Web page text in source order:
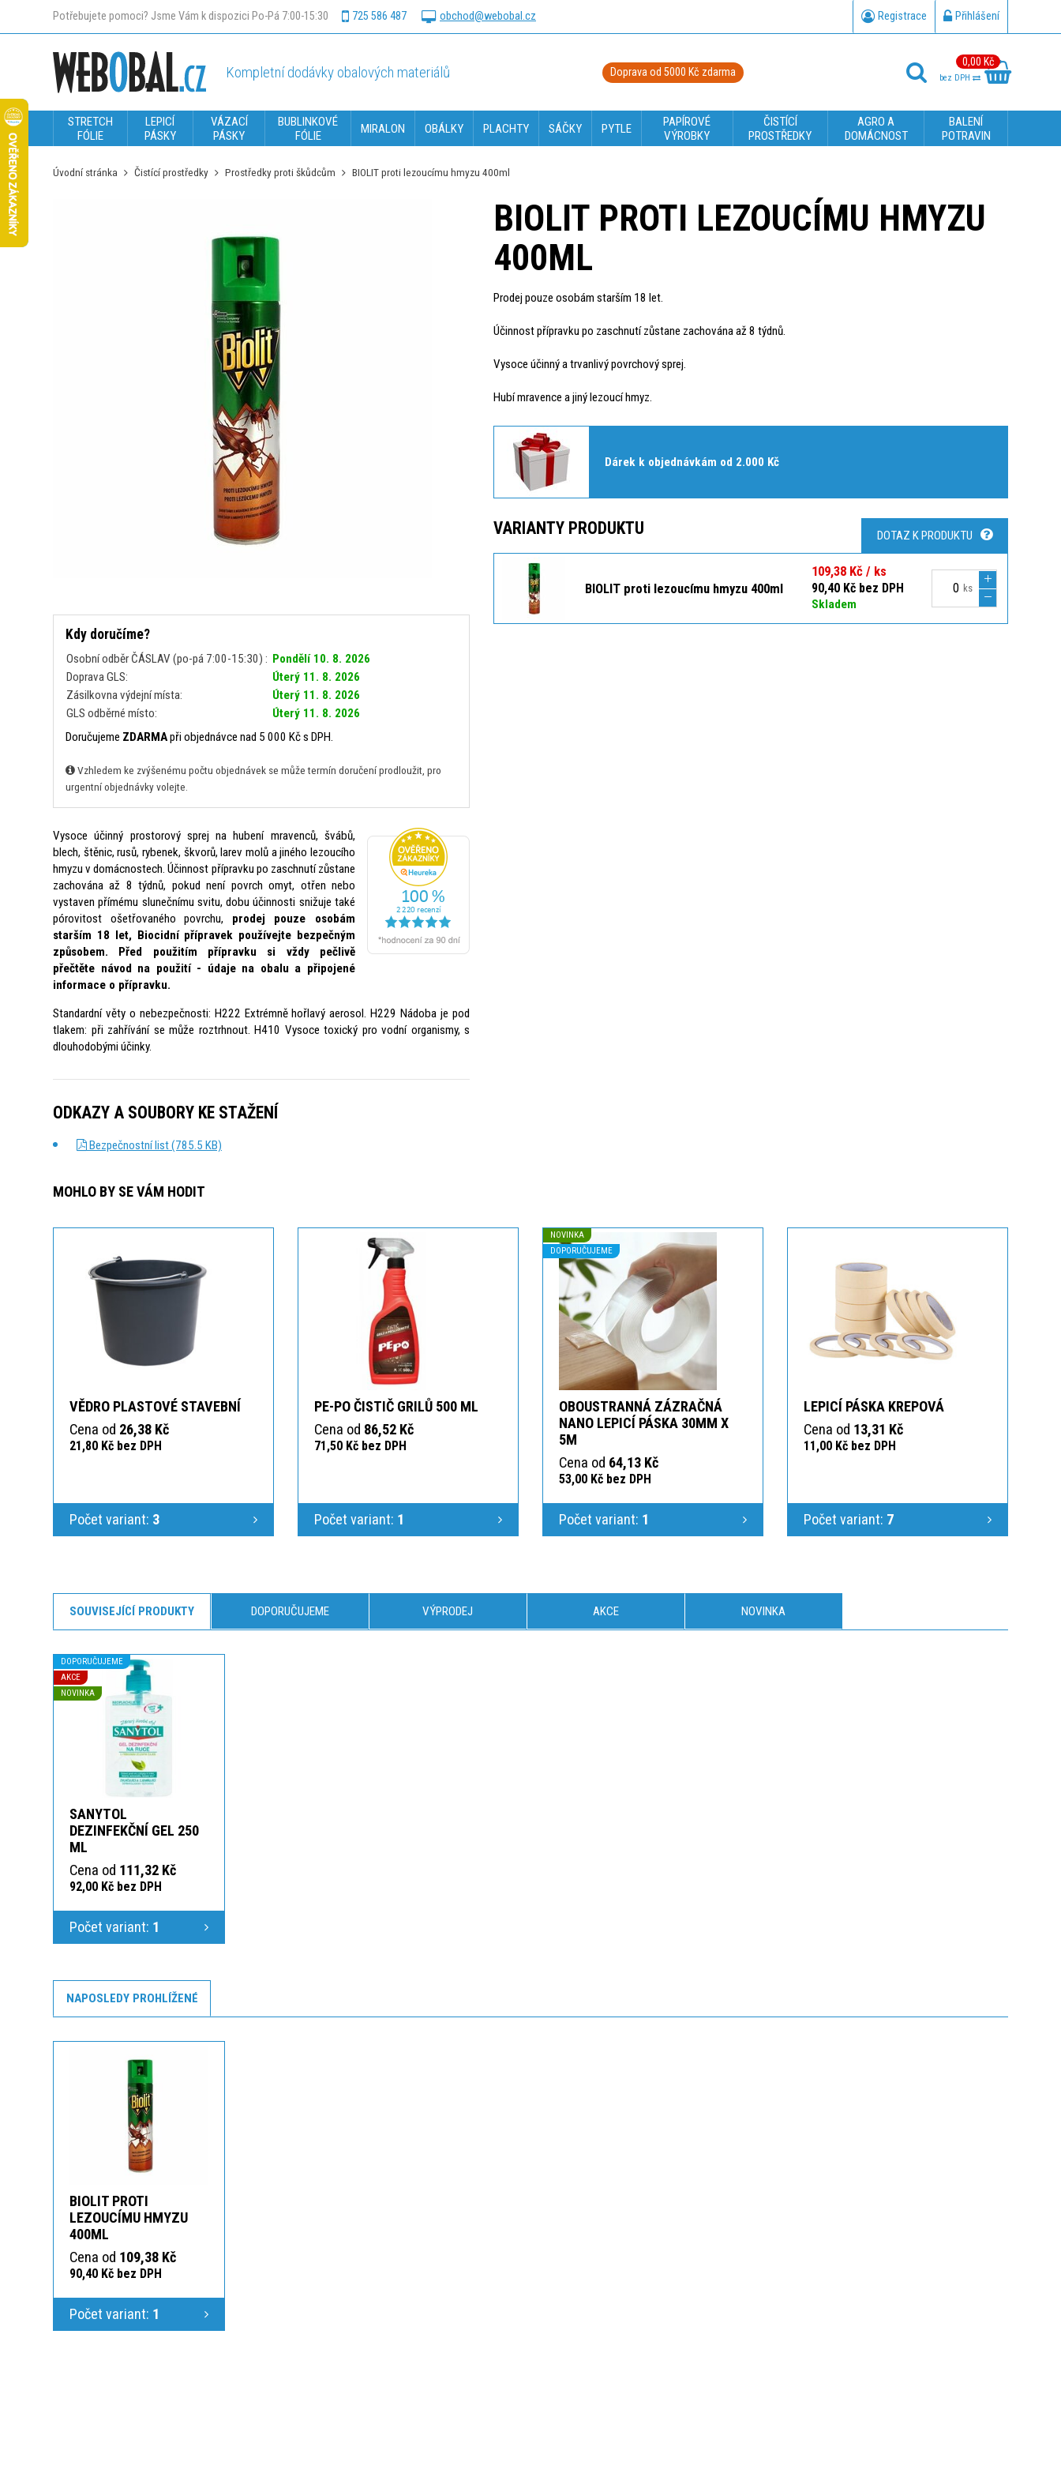
Potřebujete pomoci? Jsme Vám k dispozici Po-Pá 7:00-15:30 725 586 487 obchod@webobal.cz Registrace Přihlášení
Kompletní dodávky obalových materiálů Doprava od 5000 Kč zdarma
0,00 Kč
bez DPH
STRETCH
FÓLIE
LEPICÍ
PÁSKY
VÁZACÍ
PÁSKY
BUBLINKOVÉ
FÓLIE
MIRALON OBÁLKY PLACHTY SÁČKY PYTLE
PAPÍROVÉ
VÝROBKY
ČISTÍCÍ
PROSTŘEDKY
AGRO A
DOMÁCNOST
BALENÍ
POTRAVIN
Úvodní stránka Čistící prostředky Prostředky proti škůdcům BIOLIT proti lezoucímu hmyzu 400ml
Kdy doručíme?
Osobní odběr ČÁSLAV (po-pá 7:00-15:30) : Pondělí 10. 8. 2026
Doprava GLS:
Úterý 11. 8. 2026
Zásilkovna výdejní místa:
Úterý 11. 8. 2026
GLS odběrné místo:
Úterý 11. 8. 2026
Doručujeme ZDARMApři objednávce nad 5 000 Kč s DPH.
Vzhledem ke zvýšenému počtu objednávek se může termín doručení prodloužit, pro
urgentní objednávky volejte.
Vysoce účinný prostorový sprej na hubení mravenců, švábů,
blech, štěnic, rusů, rybenek, škvorů, larev molů a jiného lezoucího
hmyzu v domácnostech. Účinnost přípravku po zaschnutí zůstane
zachována až 8 týdnů, pokud není povrch omyt, otřen nebo
vystaven přímému slunečnímu svitu, dobu účinnosti snižuje také
pórovitost ošetřovaného povrchu, prodej pouze osobám
starším 18 let, Biocidní přípravek používejte bezpečným
způsobem. Před použitím přípravku si vždy pečlivě
přečtěte návod na použití - údaje na obalu a připojené
informace o přípravku.
Standardní věty o nebezpečnosti: H222 Extrémně hořlavý aerosol. H229 Nádoba je pod
tlakem: při zahřívání se může roztrhnout. H410 Vysoce toxický pro vodní organismy, s
dlouhodobými účinky.
ODKAZY A SOUBORY KE STAŽENÍ
Bezpečnostní list (785.5 KB)
BIOLIT PROTI LEZOUCÍMU HMYZU
400ML
Prodej pouze osobám starším 18 let.
Účinnost přípravku po zaschnutí zůstane zachována až 8 týdnů.
Vysoce účinný a trvanlivý povrchový sprej.
Hubí mravence a jiný lezoucí hmyz.
Dárek k objednávkám od 2.000 Kč
VARIANTY PRODUKTU DOTAZ K PRODUKTU
BIOLIT proti lezoucímu hmyzu 400ml
109,38 Kč / ks
90,40 Kč bez DPH
Skladem
ks
MOHLO BY SE VÁM HODIT
VĚDRO PLASTOVÉ STAVEBNÍ
Cena od 26,38 Kč
21,80 Kč bez DPH
Počet variant: 3
PE-PO ČISTIČ GRILŮ 500 ML
Cena od 86,52 Kč
71,50 Kč bez DPH
Počet variant: 1
NOVINKA
DOPORUČUJEME
OBOUSTRANNÁ ZÁZRAČNÁ
NANO LEPICÍ PÁSKA 30MM X
5M
Cena od 64,13 Kč
53,00 Kč bez DPH
Počet variant: 1
LEPICÍ PÁSKA KREPOVÁ
Cena od 13,31 Kč
11,00 Kč bez DPH
Počet variant: 7
SOUVISEJÍCÍ PRODUKTY DOPORUČUJEME VÝPRODEJ AKCE NOVINKA
DOPORUČUJEME
AKCE
NOVINKA
SANYTOL
DEZINFEKČNÍ GEL 250
ML
Cena od 111,32 Kč
92,00 Kč bez DPH
Počet variant: 1
NAPOSLEDY PROHLÍŽENÉ
BIOLIT PROTI
LEZOUCÍMU HMYZU
400ML
Cena od 109,38 Kč
90,40 Kč bez DPH
Počet variant: 1